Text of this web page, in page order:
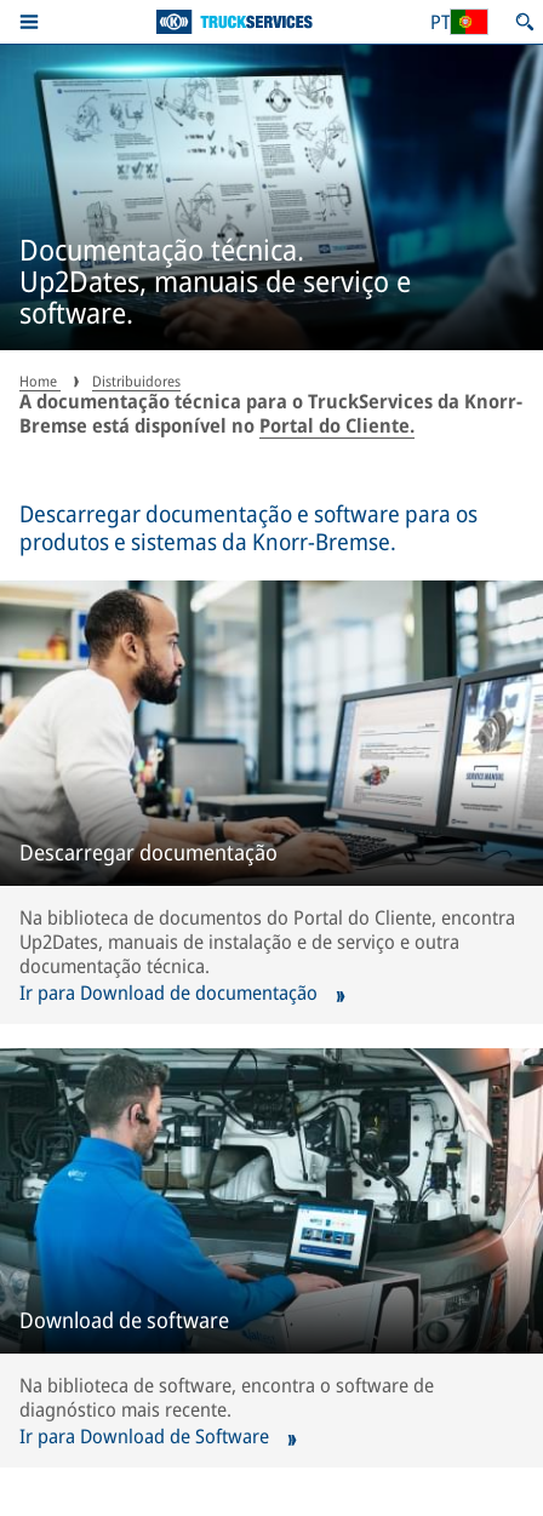
PT
Documentação técnica.
Up2Dates, manuais de serviço e
software.
Home Distribuidores
A documentação técnica para o TruckServices da Knorr-
Bremse está disponível no Portal do Cliente.
Descarregar documentação e software para os
produtos e sistemas da Knorr-Bremse.
Descarregar documentação
Na biblioteca de documentos do Portal do Cliente, encontra
Up2Dates, manuais de instalação e de serviço e outra
documentação técnica.
Ir para Download de documentação
Download de software
Na biblioteca de software, encontra o software de
diagnóstico mais recente.
Ir para Download de Software